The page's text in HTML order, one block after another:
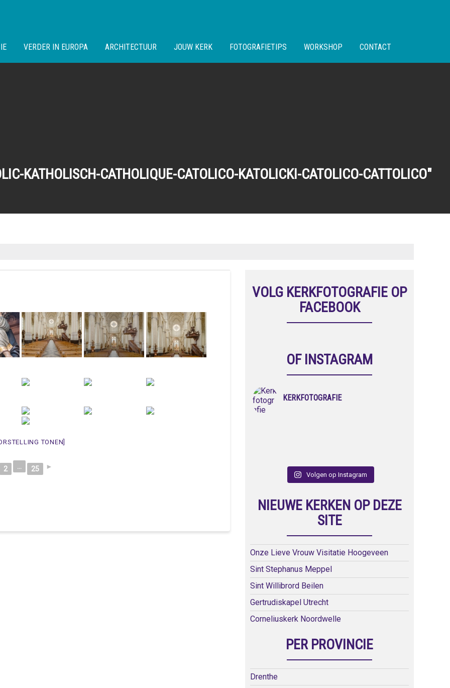
VERDER IN EUROPA ARCHITECTUUR JOUW KERK FOTOGRAFIETIPS WORKSHOP CONTACT
KATHOLISCH-CATHOLIQUE-CATOLICO-KATOLICKI-CATOLICO-CATTOLICO"
TONEN]
2 ... 25 ►
VOLG KERKFOTOGRAFIE OP
FACEBOOK
OF INSTAGRAM
KERKFOTOGRAFIE
Volgen op Instagram
NIEUWE KERKEN OP DEZE
SITE
Onze Lieve Vrouw Visitatie Hoogeveen
Sint Stephanus Meppel
Sint Willibrord Beilen
Gertrudiskapel Utrecht
Corneliuskerk Noordwelle
PER PROVINCIE
Drenthe